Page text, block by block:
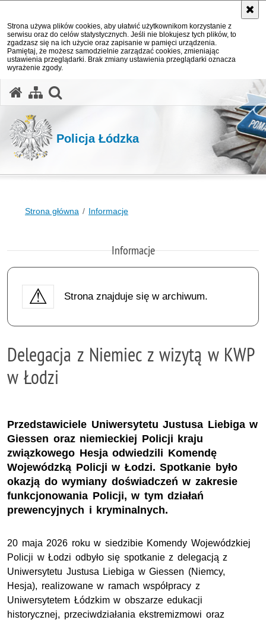
Strona używa plików cookies, aby ułatwić użytkownikom korzystanie z
serwisu oraz do celów statystycznych. Jeśli nie blokujesz tych plików, to
zgadzasz się na ich użycie oraz zapisanie w pamięci urządzenia.
Pamiętaj, że możesz samodzielnie zarządzać cookies, zmieniając
ustawienia przeglądarki. Brak zmiany ustawienia przeglądarki oznacza
wyrażenie zgody.
Policja Łódzka
Strona główna Informacje
Informacje
Strona znajduje się w archiwum.
Delegacja z Niemiec z wizytą w KWP
w Łodzi
Przedstawiciele Uniwersytetu Justusa Liebiga w
Giessen oraz niemieckiej Policji kraju
związkowego Hesja odwiedzili Komendę
Wojewódzką Policji w Łodzi. Spotkanie było
okazją do wymiany doświadczeń w zakresie
funkcjonowania Policji, w tym działań
prewencyjnych i kryminalnych.
20 maja 2026 roku w siedzibie Komendy Wojewódzkiej
Policji w Łodzi odbyło się spotkanie z delegacją z
Uniwersytetu Justusa Liebiga w Giessen (Niemcy,
Hesja), realizowane w ramach współpracy z
Uniwersytetem Łódzkim w obszarze edukacji
historycznej, przeciwdziałania ekstremizmowi oraz